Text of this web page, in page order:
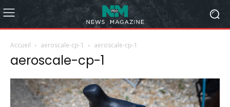
Accueil aeroscale-cp-1 aeroscale-cp-1
aeroscale-cp-1